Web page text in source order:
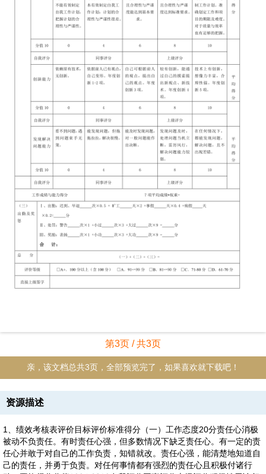
第3页 / 共3页
亲，该文档总共3页，全部预览完了，如果喜欢就下载吧！
资源描述
1、绩效考核表评价目标评价标准得分（一）工作态度20分责任心消极
被动不负责任。有时责任心强，但多数情况下缺乏责任心。有一定的责
任心并敢于对自己的工作负责，知错就改。责任心强，能清楚地知道自
己的责任，并勇于负责。对任何事情都有强烈的责任心且积极付诸行